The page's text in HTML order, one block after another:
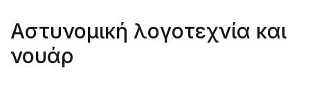
Αστυνομική λογοτεχνία και
νουάρ